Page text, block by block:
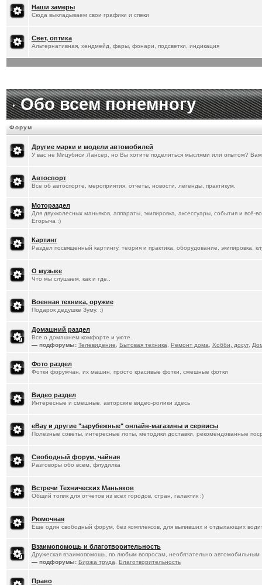
[20.1.2026]Titus:
Наши замеры
Сюда выкладываем свои графики и спеки
Свет, оптика
Альтернативная, хендмейд, фары, фонари, подсветки, индикация
Обо всем понемногу
Форум
Другие марки и модели автомобилей
У вас не Мицубиси Лансер, но Вы хотите поделиться мыслями или опытом?
Автоспорт
Все об автоспорте, мероприятия, отчеты, новости, легенды, практикум.
Мотораздел
Для двухколесных маньяков, аппараты, экипировка, аксессуары, события и всё-
Егорыча :)
Картинг
Раздел посвященный картингу, теория и практика, оборудование, экипировка,
О музыке
Что мы слушаем, как и где..
Военная техника, оружие
Подарок дедушке Зуму. :)
Домашний раздел
Все о домашнем комфорте и уюте.
— подфорумы: Телевидение Бытовая техника Ремонт дома Хобби, досуг,
Фото раздел
Фотки форумчан, их машин, просто красивые фотки, смешные фотки
Видео раздел
Интересные и смешные, авторские видео-ролики здесь
eBay и другие "зарубежные" онлайн-магазины и сервисы
Полезные советы, интересные лоты, методики доставки, рекомендованные
Свободный форум, чайная
Разговоры обо всем, флудилка
Встречи Технических Маньяков
Общий топик для отчетов из всех городов, стран, галактик :)
Рюмочная
Еще один свободный форум, без комплексов, для выпивших и отдыхающих
Взаимопомощь и благотворительность
Дружеская взаимопомощь, по любым вопросам, необязательно автомобильным
— подфорумы: Биржа труда Благотворительность
Право